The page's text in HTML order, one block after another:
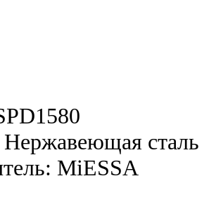
сталь
MiESSA